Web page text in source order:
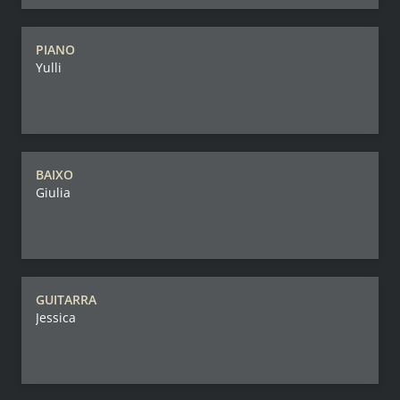
PIANO
Yulli
BAIXO
Giulia
GUITARRA
Jessica